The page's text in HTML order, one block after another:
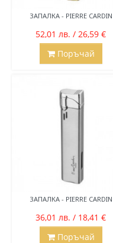
ЗАПАЛКА - PIERRE CARDIN
52,01 лв. / 26,59 €
Поръчай
ЗАПАЛКА - PIERRE CARDIN
36,01 лв. / 18,41 €
Поръчай